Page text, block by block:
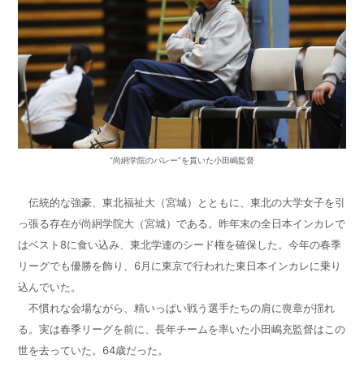
“尚絅学院のバレー”を貫いた小田嶋監督
伝統的な強豪、東北福祉大（宮城）とともに、東北の大学女子を引
っ張る存在が尚絅学院大（宮城）である。昨年末の全日本インカレで
はベスト8に食い込み、東北学連のシード権を確保した。今年の春季
リーグでも優勝を飾り、6月に東京で行われた東日本インカレに乗り
込んでいた。
不慣れな会場ながら、精いっぱい戦う選手たちの肩に喪章が揺れ
る。実は春季リーグを前に、長年チームを率いた小田嶋充監督はこの
世を去っていた。64歳だった。